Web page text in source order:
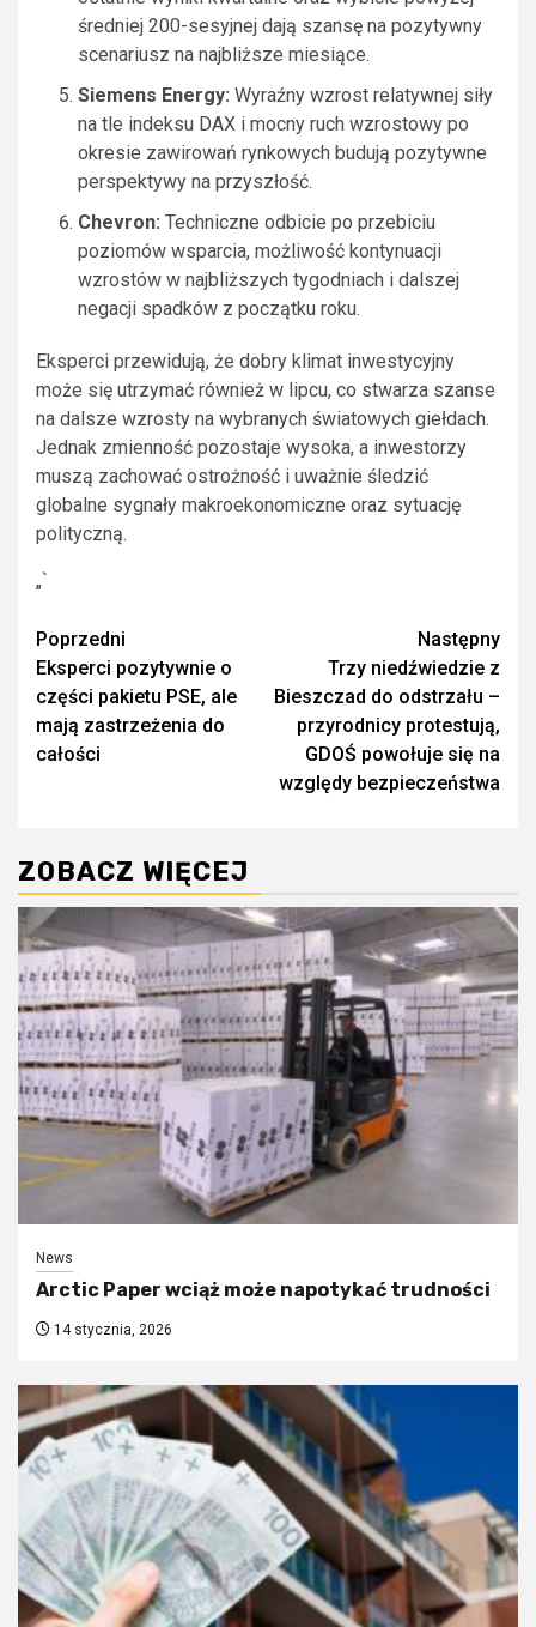
średniej 200-sesyjnej dają szansę na pozytywny
scenariusz na najbliższe miesiące.
Siemens Energy: Wyraźny wzrost relatywnej siły
na tle indeksu DAX i mocny ruch wzrostowy po
okresie zawirowań rynkowych budują pozytywne
perspektywy na przyszłość.
Chevron: Techniczne odbicie po przebiciu
poziomów wsparcia, możliwość kontynuacji
wzrostów w najbliższych tygodniach i dalszej
negacji spadków z początku roku.
Eksperci przewidują, że dobry klimat inwestycyjny
może się utrzymać również w lipcu, co stwarza szanse
na dalsze wzrosty na wybranych światowych giełdach.
Jednak zmienność pozostaje wysoka, a inwestorzy
muszą zachować ostrożność i uważnie śledzić
globalne sygnały makroekonomiczne oraz sytuację
polityczną.
„`
Zobacz
wpisy
Poprzedni
Eksperci pozytywnie o
części pakietu PSE, ale
mają zastrzeżenia do
całości
Następny
Trzy niedźwiedzie z
Bieszczad do odstrzału –
przyrodnicy protestują,
GDOŚ powołuje się na
względy bezpieczeństwa
ZOBACZ WIĘCEJ
News
Arctic Paper wciąż może napotykać trudności
14 stycznia, 2026